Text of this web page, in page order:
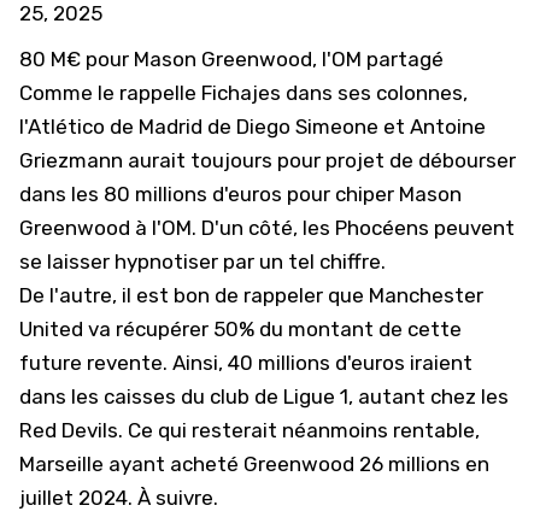
25, 2025
80 M€ pour Mason Greenwood, l'OM partagé
Comme le rappelle Fichajes dans ses colonnes,
l'Atlético de Madrid de Diego Simeone et Antoine
Griezmann aurait toujours pour projet de débourser
dans les 80 millions d'euros pour chiper Mason
Greenwood à l'OM. D'un côté, les Phocéens peuvent
se laisser hypnotiser par un tel chiffre.
De l'autre, il est bon de rappeler que Manchester
United va récupérer 50% du montant de cette
future revente. Ainsi, 40 millions d'euros iraient
dans les caisses du club de Ligue 1, autant chez les
Red Devils. Ce qui resterait néanmoins rentable,
Marseille ayant acheté Greenwood 26 millions en
juillet 2024. À suivre.